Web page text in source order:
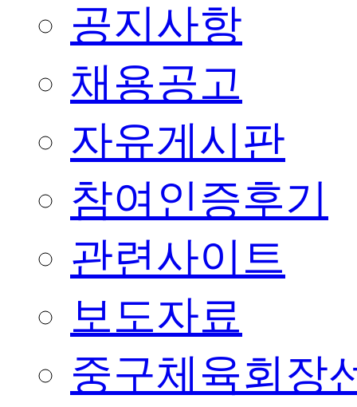
공지사항
채용공고
자유게시판
참여인증후기
관련사이트
보도자료
중구체육회장